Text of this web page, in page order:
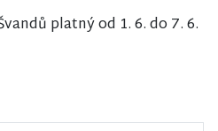
platný od 1. 6. do 7. 6.